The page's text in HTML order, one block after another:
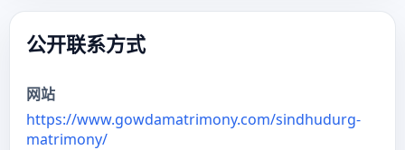
公开联系方式
网站
https://www.gowdamatrimony.com/sindhudurg-
matrimony/